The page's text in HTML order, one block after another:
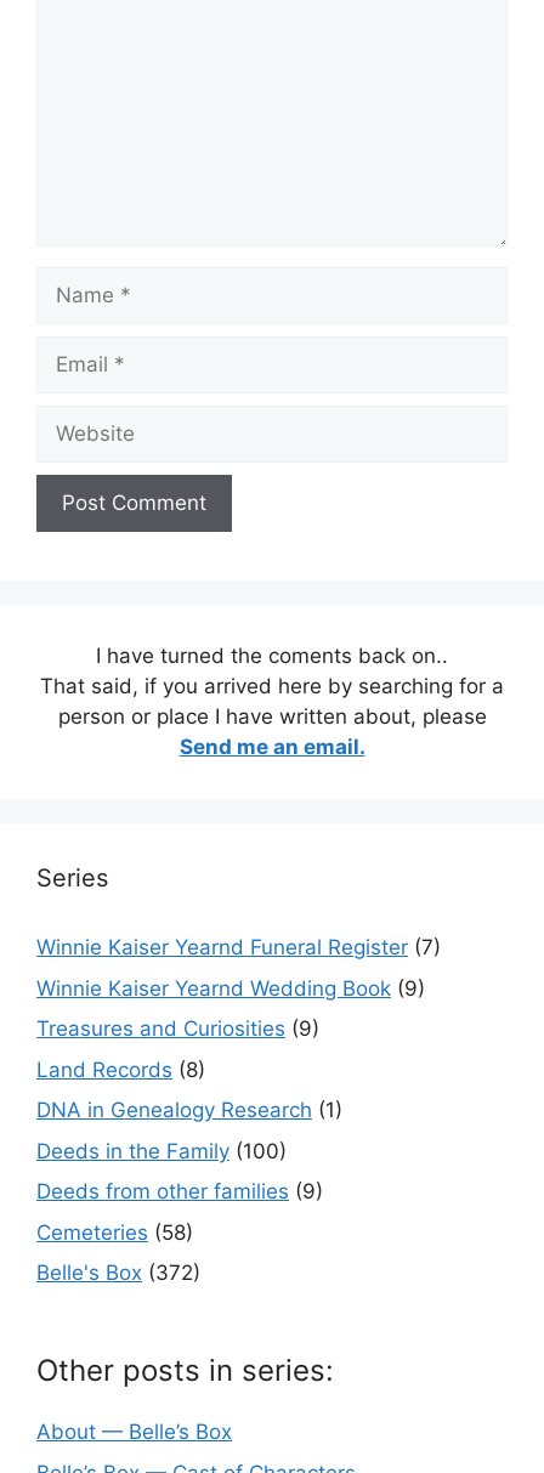
Name
Email
Website
I have turned the coments back on..
That said, if you arrived here by searching for a
person or place I have written about, please
Send me an email.
Series
Winnie Kaiser Yearnd Funeral Register (7)
Winnie Kaiser Yearnd Wedding Book (9)
Treasures and Curiosities (9)
Land Records (8)
DNA in Genealogy Research (1)
Deeds in the Family (100)
Deeds from other families (9)
Cemeteries (58)
Belle's Box (372)
Other posts in series:
About — Belle’s Box